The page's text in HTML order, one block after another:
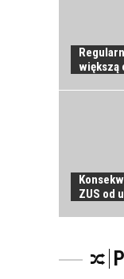
większą
ZUS od